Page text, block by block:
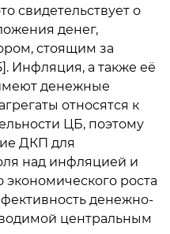
свидетельствует о
денег,
стоящим за
Инфляция, а также её
денежные
относятся к
ЦБ, поэтому
ДКП для
над инфляцией и
роста
денежно-
центральным